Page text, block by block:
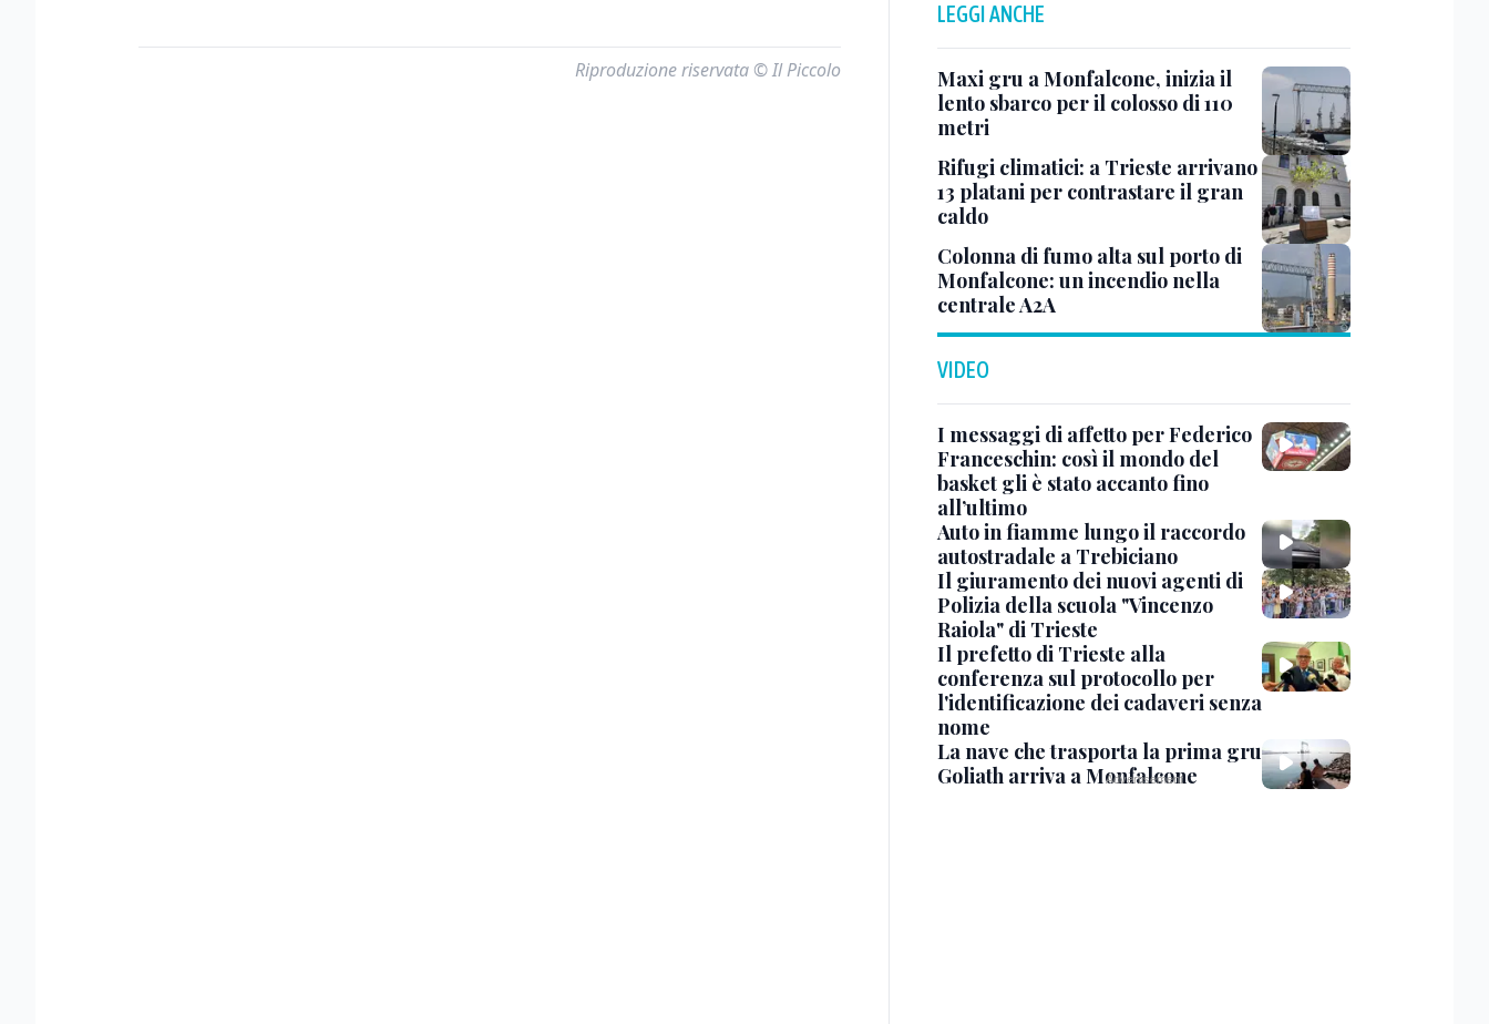
Riproduzione riservata © Il Piccolo
LEGGI ANCHE
Maxi gru a Monfalcone, inizia il
lento sbarco per il colosso di 110
metri
Rifugi climatici: a Trieste arrivano
13 platani per contrastare il gran
caldo
Colonna di fumo alta sul porto di
Monfalcone: un incendio nella
centrale A2A
VIDEO
I messaggi di affetto per Federico
Franceschin: così il mondo del
basket gli è stato accanto fino
all’ultimo
Auto in fiamme lungo il raccordo
autostradale a Trebiciano
Il giuramento dei nuovi agenti di
Polizia della scuola "Vincenzo
Raiola" di Trieste
Il prefetto di Trieste alla
conferenza sul protocollo per
l'identificazione dei cadaveri senza
nome
La nave che trasporta la prima gru
Goliath arriva a Monfalcone